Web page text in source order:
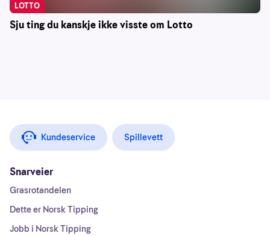
Sju ting du kanskje ikke visste om Lotto
LOTTO
Kundeservice Spillevett
Snarveier
Grasrotandelen
Dette er Norsk Tipping
Jobb i Norsk Tipping